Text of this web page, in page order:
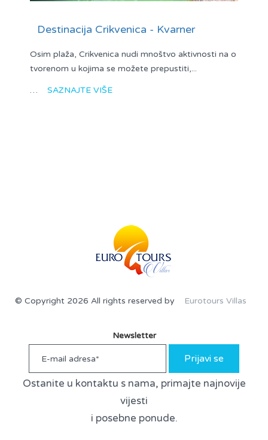
Destinacija Crikvenica - Kvarner
Osim plaža, Crikvenica nudi mnoštvo aktivnosti na o
tvorenom u kojima se možete prepustiti,...
… SAZNAJTE VIŠE
© Copyright 2026 All rights reserved by Eurotours Villas
Newsletter
Prijavi se
Ostanite u kontaktu s nama, primajte najnovije
vijesti
i posebne ponude.